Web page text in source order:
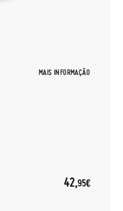
MAIS INFORMAÇÃO
42,95€